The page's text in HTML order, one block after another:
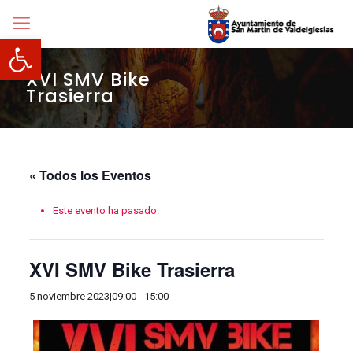
Abrir barra de herramientas
XVI SMV Bike
Trasierra
« Todos los Eventos
Este evento ha pasado.
XVI SMV Bike Trasierra
5 noviembre 2023|09:00- 15:00